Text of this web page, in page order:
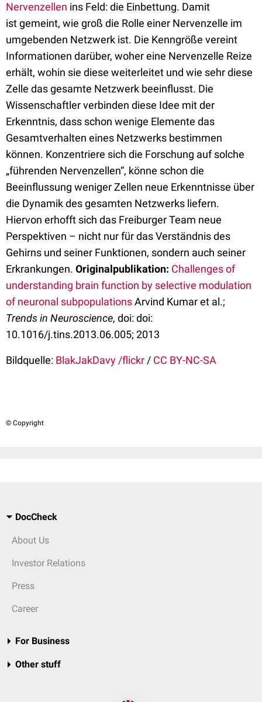
Nervenzellen ins Feld: die Einbettung. Damit
ist gemeint, wie groß die Rolle einer Nervenzelle im
umgebenden Netzwerk ist. Die Kenngröße vereint
Informationen darüber, woher eine Nervenzelle Reize
erhält, wohin sie diese weiterleitet und wie sehr diese
Zelle das gesamte Netzwerk beeinflusst. Die
Wissenschaftler verbinden diese Idee mit der
Erkenntnis, dass schon wenige Elemente das
Gesamtverhalten eines Netzwerks bestimmen
können. Konzentriere sich die Forschung auf solche
„führenden Nervenzellen“, könne schon die
Beeinflussung weniger Zellen neue Erkenntnisse über
die Dynamik des gesamten Netzwerks liefern.
Hiervon erhofft sich das Freiburger Team neue
Perspektiven – nicht nur für das Verständnis des
Gehirns und seiner Funktionen, sondern auch seiner
Erkrankungen. Originalpublikation: Challenges of
understanding brain function by selective modulation
of neuronal subpopulationsArvind Kumar et al.;
Trends in Neuroscience, doi: doi:
10.1016/j.tins.2013.06.005; 2013
Bildquelle: BlakJakDavy /flickr / CC BY-NC-SA
© Copyright
DocCheck
About Us
Investor Relations
Press
Career
For Business
Other stuff